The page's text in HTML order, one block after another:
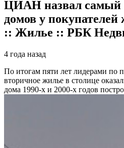
ЦИАН назвал самый
домов у
:: Жилье :: РБК
4 года назад
По итогам пяти лет лидерами по
вторичное жилье в столице
дома 1990-х и 2000-х годов